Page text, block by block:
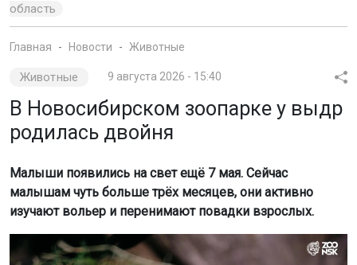
область
Главная Новости Животные
Животные 9 августа 2026 - 15:40
В Новосибирском зоопарке у выдр
родилась двойня
Малыши появились на свет ещё 7 мая. Сейчас
малышам чуть больше трёх месяцев, они активно
изучают вольер и перенимают повадки взрослых.